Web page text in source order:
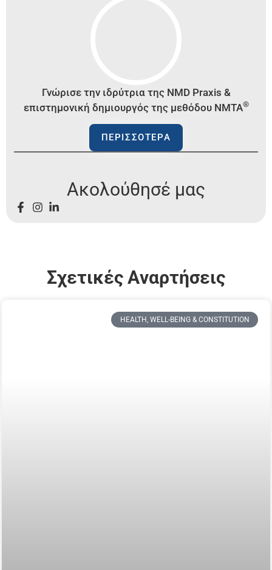
Γνώρισε την ιδρύτρια της NMD Praxis &
επιστημονική δημιουργός της μεθόδου NMTA®
ΠΕΡΙΣΣΟΤΕΡΑ
Ακολούθησέ μας
Σχετικές Aναρτήσεις
HEALTH, WELL-BEING & CONSTITUTION